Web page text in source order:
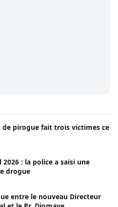
pirogue fait trois victimes ce
: la police a saisi une
drogue
entre le nouveau Directeur